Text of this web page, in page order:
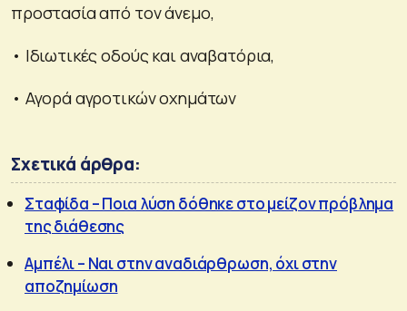
προστασία από τον άνεμο,
• Ιδιωτικές οδούς και αναβατόρια,
• Αγορά αγροτικών οχημάτων
Σχετικά άρθρα:
Σταφίδα – Ποια λύση δόθηκε στο μείζον πρόβλημα
της διάθεσης
Αμπέλι – Ναι στην αναδιάρθρωση, όχι στην
αποζημίωση